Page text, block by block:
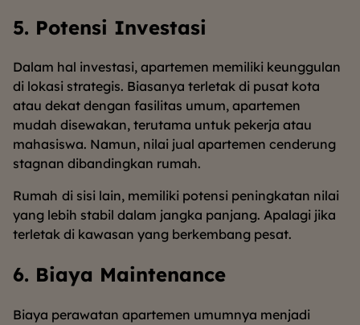
5. Potensi Investasi
Dalam hal investasi, apartemen memiliki keunggulan
di lokasi strategis. Biasanya terletak di pusat kota
atau dekat dengan fasilitas umum, apartemen
mudah disewakan, terutama untuk pekerja atau
mahasiswa. Namun, nilai jual apartemen cenderung
stagnan dibandingkan rumah.
Rumah di sisi lain, memiliki potensi peningkatan nilai
yang lebih stabil dalam jangka panjang. Apalagi jika
terletak di kawasan yang berkembang pesat.
6. Biaya Maintenance
Biaya perawatan apartemen umumnya menjadi